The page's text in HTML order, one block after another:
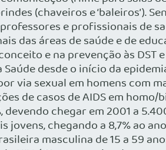
(chaveiros e ‘baleiros’).
e profissionais de
das áreas de saúde e de
e na prevenção às DST
desde o início da
via sexual em homens com
de casos de AIDS em
devendo chegar em 2001 a
jovens, chegando a 8,7% ao
masculina de 15 a 59